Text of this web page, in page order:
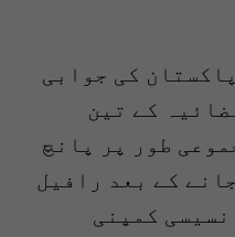
کی جوابی
کے تین
طور پر پانچ
کے بعد رافیل
کمپنی